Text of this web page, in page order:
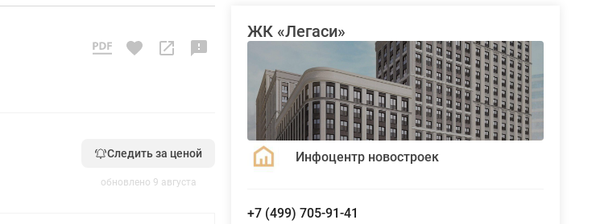
Следить за ценой
обновлено 9 августа
ЖК «Легаси»
Инфоцентр новостроек
+7 (499) 705-91-41